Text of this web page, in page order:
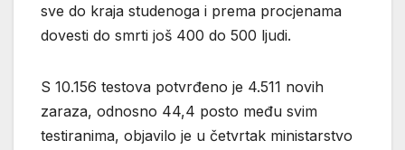
sve do kraja studenoga i prema procjenama
dovesti do smrti još 400 do 500 ljudi.
S 10.156 testova potvrđeno je 4.511 novih
zaraza, odnosno 44,4 posto među svim
testiranima, objavilo je u četvrtak ministarstvo